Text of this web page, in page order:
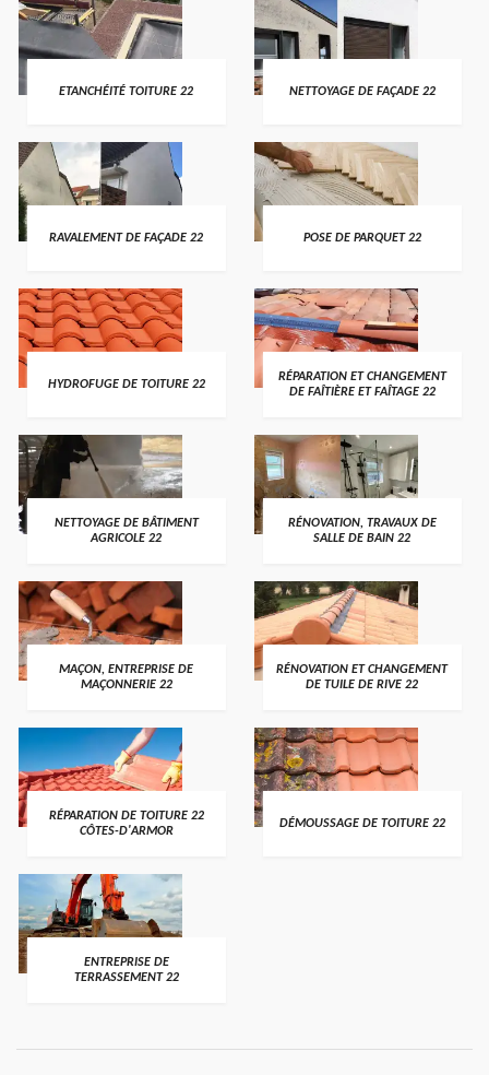
ETANCHÉITÉ TOITURE 22 NETTOYAGE DE FAÇADE 22
RAVALEMENT DE FAÇADE 22 POSE DE PARQUET 22
HYDROFUGE DE TOITURE 22
RÉPARATION ET CHANGEMENT
DE FAÎTIÈRE ET FAÎTAGE 22
NETTOYAGE DE BÂTIMENT
AGRICOLE 22
RÉNOVATION, TRAVAUX DE
SALLE DE BAIN 22
MAÇON, ENTREPRISE DE
MAÇONNERIE 22
RÉNOVATION ET CHANGEMENT
DE TUILE DE RIVE 22
RÉPARATION DE TOITURE 22
CÔTES-D'ARMOR
DÉMOUSSAGE DE TOITURE 22
ENTREPRISE DE
TERRASSEMENT 22